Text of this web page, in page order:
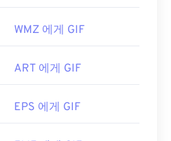
WMZ 에게 GIF
ART 에게 GIF
EPS 에게 GIF